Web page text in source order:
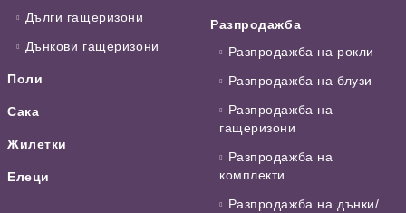
Дълги гащеризони
Дънкови гащеризони
Поли
Сака
Жилетки
Елеци
Разпродажба
Разпродажба на рокли
Разпродажба на блузи
Разпродажба на
гащеризони
Разпродажба на
комплекти
Разпродажба на дънки/